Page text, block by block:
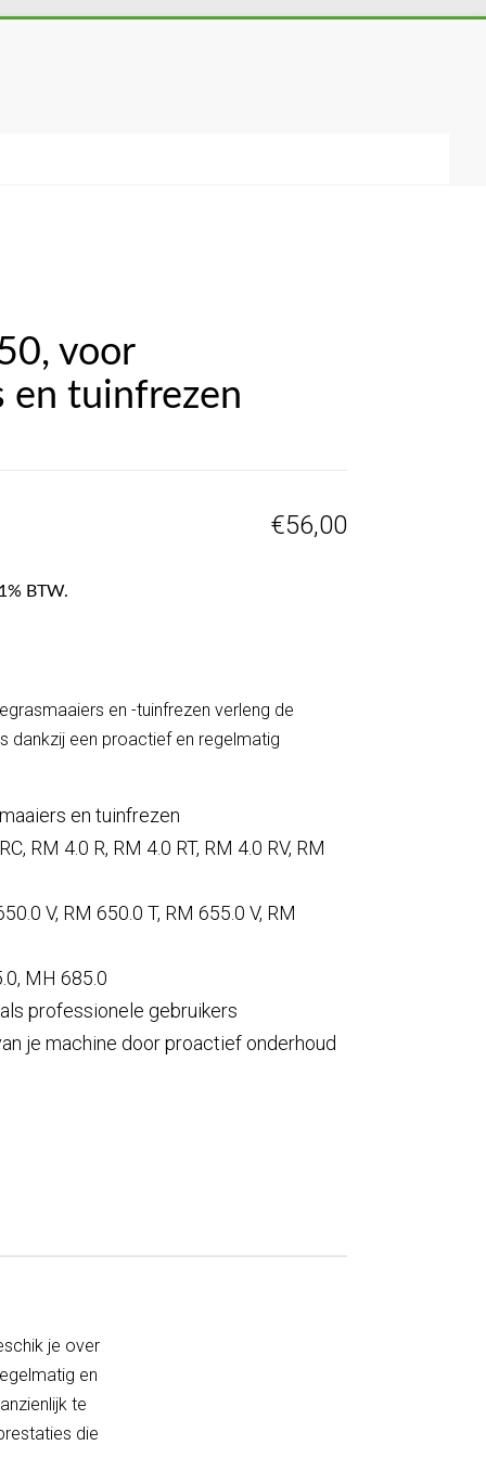
voor
en tuinfrezen
€56,00
BTW.
en -tuinfrezen verleng de
dankzij een proactief en regelmatig
en tuinfrezen
RM 4.0 R, RM 4.0 RT, RM 4.0 RV, RM
V, RM 650.0 T, RM 655.0 V, RM
MH 685.0
professionele gebruikers
je machine door proactief onderhoud
je over
en
te
die